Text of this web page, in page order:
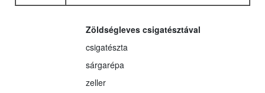
Zöldségleves csigatésztával
csigatészta
sárgarépa
zeller